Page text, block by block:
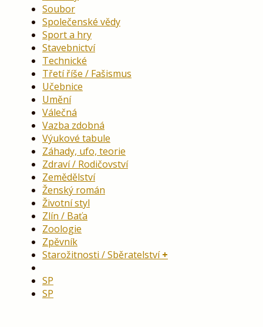
Soubor
Společenské vědy
Sport a hry
Stavebnictví
Technické
Třetí říše / Fašismus
Učebnice
Umění
Válečná
Vazba zdobná
Výukové tabule
Záhady, ufo, teorie
Zdraví / Rodičovství
Zemědělství
Ženský román
Životní styl
Zlín / Baťa
Zoologie
Zpěvník
Starožitnosti / Sběratelství
SP
SP